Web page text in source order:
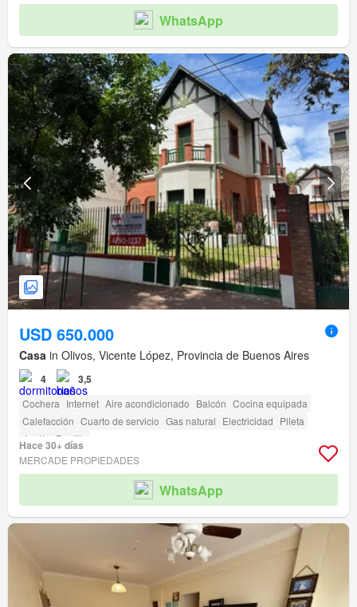
WhatsApp
USD 650.000
Casa in Olivos, Vicente López, Provincia de Buenos Aires
4 3,5
Cochera Internet Aire acondicionado Balcón Cocina equipada
Calefacción Cuarto de servicio Gas natural Electricidad Pileta
Jardín
Parrilla
Hace 30+ días
MERCADE PROPIEDADES
WhatsApp